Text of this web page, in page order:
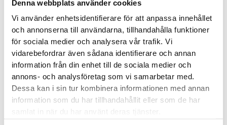
Denna webbplats använder cookies
Vi använder enhetsidentifierare för att anpassa innehållet
och annonserna till användarna, tillhandahålla funktioner
för sociala medier och analysera vår trafik. Vi
vidarebefordrar även sådana identifierare och annan
information från din enhet till de sociala medier och
annons- och analysföretag som vi samarbetar med.
Dessa kan i sin tur kombinera informationen med annan
information som du har tillhandahållit eller som de har
samlat in när du har använt deras tjänster.
Sök direkt
Eller välj reparation
Klicka här
Skärmbyte
Samsung Galaxy A21S
Byte av skärm Kvalité A
(Original Display)
Klicka här
Batteri
Samsung Galaxy A21S
Byte av batteri
699,00